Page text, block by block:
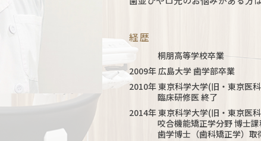
経歴
桐朋高等学校卒業
2009年 広島大学 歯学部卒業
2010年 東京科学大学(旧・東京医
臨床研修医 終了
2014年 東京科学大学(旧・東京医
咬合機能矯正学分野 博士課
歯学博士（歯科矯正学）取